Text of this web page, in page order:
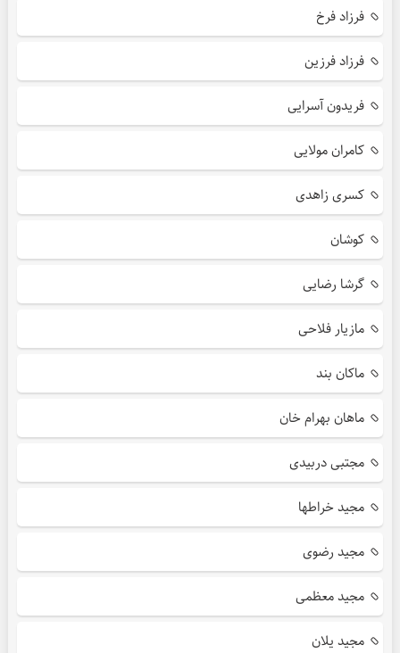
فرزاد فرخ
فرزاد فرزین
فریدون آسرایی
کامران مولایی
کسری زاهدی
کوشان
گرشا رضایی
مازیار فلاحی
ماکان بند
ماهان بهرام خان
مجتبی دربیدی
مجید خراطها
مجید رضوی
مجید معظمی
مجید یلان